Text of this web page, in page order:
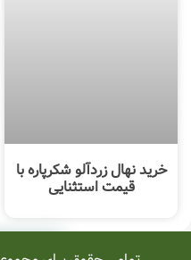
خرید نهال زردآلو شکرپاره با
قیمت استثنایی